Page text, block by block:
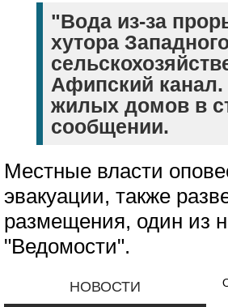
"Вода из-за
хутора
Афипский канал.
жилых домов в
сообщении.
Местные власти
эвакуации, также
размещения, один из
"Ведомости".
НОВОСТИ